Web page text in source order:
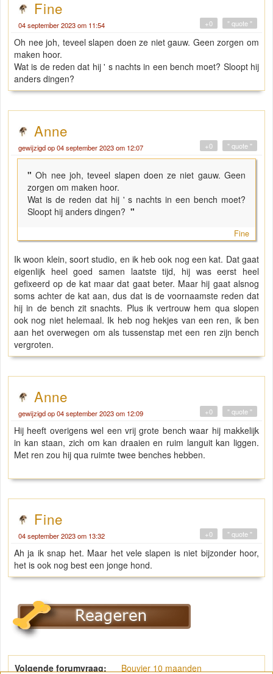
Fine
04 september 2023 om 11:54 " quote "
+0
Oh nee joh, teveel slapen doen ze niet gauw. Geen zorgen om
maken hoor.
Wat is de reden dat hij ' s nachts in een bench moet? Sloopt hij
anders dingen?
Anne
gewijzigd op 04 september 2023 om 12:07 " quote "
+0
"Oh nee joh, teveel slapen doen ze niet gauw. Geen
zorgen om maken hoor.
Wat is de reden dat hij ' s nachts in een bench moet?
Sloopt hij anders dingen? "
Fine
Ik woon klein, soort studio, en ik heb ook nog een kat. Dat gaat
eigenlijk heel goed samen laatste tijd, hij was eerst heel
gefixeerd op de kat maar dat gaat beter. Maar hij gaat alsnog
soms achter de kat aan, dus dat is de voornaamste reden dat
hij in de bench zit snachts. Plus ik vertrouw hem qua slopen
ook nog niet helemaal. Ik heb nog hekjes van een ren, ik ben
aan het overwegen om als tussenstap met een ren zijn bench
vergroten.
Anne
gewijzigd op 04 september 2023 om 12:09 " quote "
+0
Hij heeft overigens wel een vrij grote bench waar hij makkelijk
in kan staan, zich om kan draaien en ruim languit kan liggen.
Met ren zou hij qua ruimte twee benches hebben.
Fine
04 september 2023 om 13:32 " quote "
+0
Ah ja ik snap het. Maar het vele slapen is niet bijzonder hoor,
het is ook nog best een jonge hond.
Volgende forumvraag: Bouvier 10 maanden